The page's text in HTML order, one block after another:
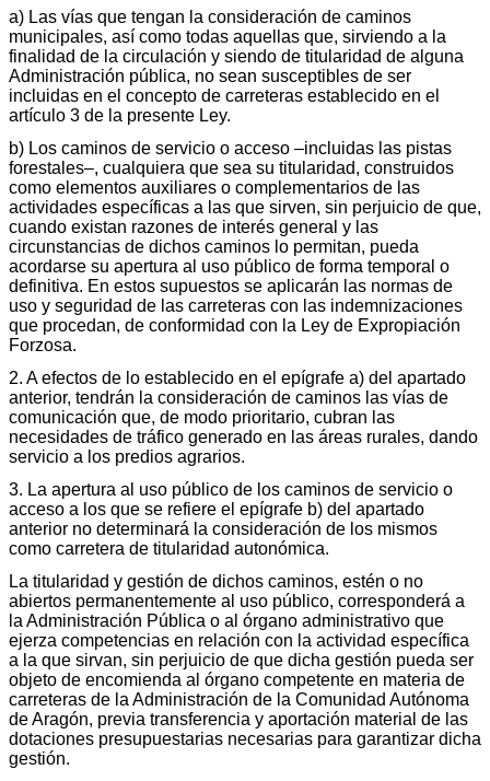
a) Las vías que tengan la consideración de caminos
municipales, así como todas aquellas que, sirviendo a la
finalidad de la circulación y siendo de titularidad de alguna
Administración pública, no sean susceptibles de ser
incluidas en el concepto de carreteras establecido en el
artículo 3 de la presente Ley.
b) Los caminos de servicio o acceso –incluidas las pistas
forestales–, cualquiera que sea su titularidad, construidos
como elementos auxiliares o complementarios de las
actividades específicas a las que sirven, sin perjuicio de que,
cuando existan razones de interés general y las
circunstancias de dichos caminos lo permitan, pueda
acordarse su apertura al uso público de forma temporal o
definitiva. En estos supuestos se aplicarán las normas de
uso y seguridad de las carreteras con las indemnizaciones
que procedan, de conformidad con la Ley de Expropiación
Forzosa.
2. A efectos de lo establecido en el epígrafe a) del apartado
anterior, tendrán la consideración de caminos las vías de
comunicación que, de modo prioritario, cubran las
necesidades de tráfico generado en las áreas rurales, dando
servicio a los predios agrarios.
3. La apertura al uso público de los caminos de servicio o
acceso a los que se refiere el epígrafe b) del apartado
anterior no determinará la consideración de los mismos
como carretera de titularidad autonómica.
La titularidad y gestión de dichos caminos, estén o no
abiertos permanentemente al uso público, corresponderá a
la Administración Pública o al órgano administrativo que
ejerza competencias en relación con la actividad específica
a la que sirvan, sin perjuicio de que dicha gestión pueda ser
objeto de encomienda al órgano competente en materia de
carreteras de la Administración de la Comunidad Autónoma
de Aragón, previa transferencia y aportación material de las
dotaciones presupuestarias necesarias para garantizar dicha
gestión.